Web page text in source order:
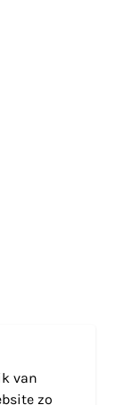
van
zo